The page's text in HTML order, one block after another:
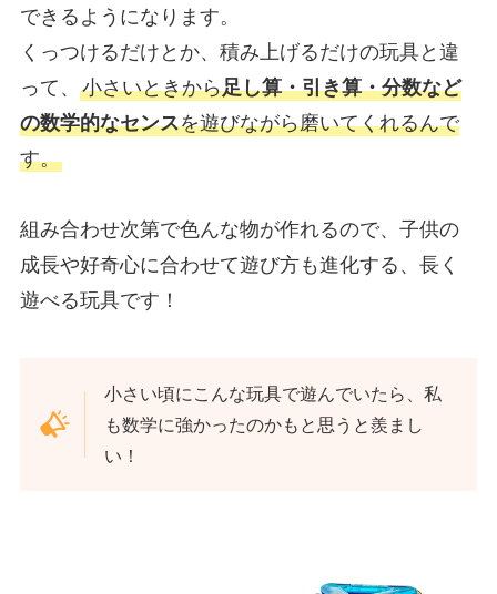
できるようになります。
くっつけるだけとか、積み上げるだけの玩具と違
って、 小さいときから足し算・引き算・分数など
の数学的なセンスを遊びながら磨いてくれるんで
す。
組み合わせ次第で色んな物が作れるので、子供の
成長や好奇心に合わせて遊び方も進化する、長く
遊べる玩具です！
小さい頃にこんな玩具で遊んでいたら、私
も数学に強かったのかもと思うと羨まし
い！